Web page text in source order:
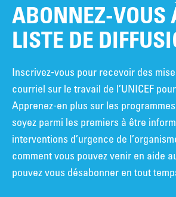
ABONNEZ-VOUS
LISTE DE
Inscrivez-vous pour recevoir des
courriel sur le travail de l’UNICEF
Apprenez-en plus sur les programmes
soyez parmi les premiers à être
interventions d’urgence de
comment vous pouvez venir en aide
pouvez vous désabonner en tout